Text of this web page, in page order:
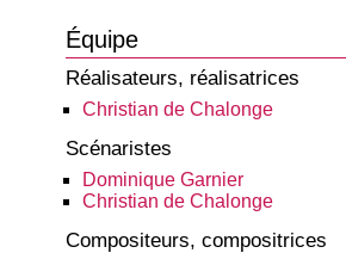
Équipe
Réalisateurs, réalisatrices
Christian de Chalonge
Scénaristes
Dominique Garnier
Christian de Chalonge
Compositeurs, compositrices